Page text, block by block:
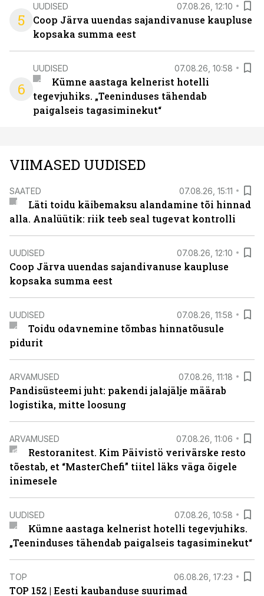
5
UUDISED 07.08.26, 12:10
Coop Järva uuendas sajandivanuse kaupluse
kopsaka summa eest
6
UUDISED 07.08.26, 10:58
Kümne aastaga kelnerist hotelli
tegevjuhiks. „Teeninduses tähendab
paigalseis tagasiminekut“
VIIMASED UUDISED
SAATED 07.08.26, 15:11
Läti toidu käibemaksu alandamine tõi hinnad
alla. Analüütik: riik teeb seal tugevat kontrolli
UUDISED 07.08.26, 12:10
Coop Järva uuendas sajandivanuse kaupluse
kopsaka summa eest
UUDISED 07.08.26, 11:58
Toidu odavnemine tõmbas hinnatõusule
pidurit
ARVAMUSED 07.08.26, 11:18
Pandisüsteemi juht: pakendi jalajälje määrab
logistika, mitte loosung
ARVAMUSED 07.08.26, 11:06
Restoranitest. Kim Päivistö verivärske resto
tõestab, et “MasterChefi” tiitel läks väga õigele
inimesele
UUDISED 07.08.26, 10:58
Kümne aastaga kelnerist hotelli tegevjuhiks.
„Teeninduses tähendab paigalseis tagasiminekut“
TOP 06.08.26, 17:23
TOP 152 | Eesti kaubanduse suurimad